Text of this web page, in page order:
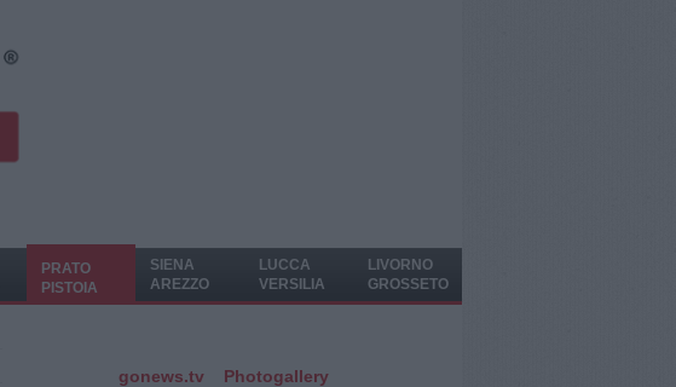
PRATO
PISTOIA
SIENA
AREZZO
LUCCA
VERSILIA
LIVORNO
GROSSETO
gonews.tv Photogallery